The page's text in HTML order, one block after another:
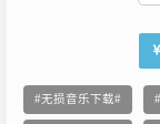
无损音乐下载